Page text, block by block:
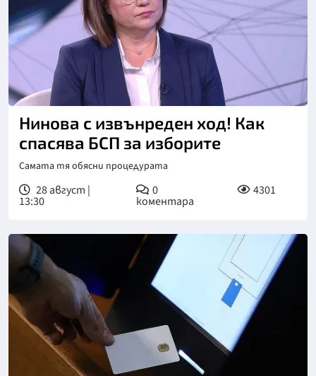
Нинова с извънреден ход! Как
спасява БСП за изборите
Самата тя обясни процедурата
28 август |
13:30
0
коментара
4301